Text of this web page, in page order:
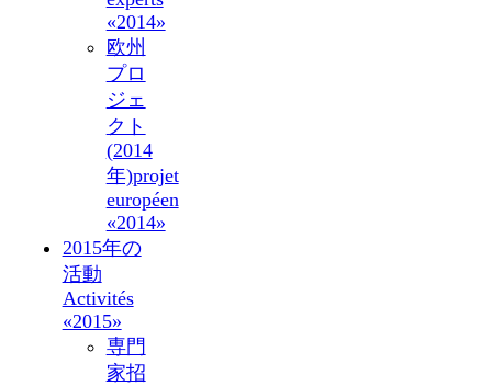
«2014»
欧州
プロ
ジェ
クト
(2014
年)projet
européen
«2014»
2015年の
活動
Activités
«2015»
専門
家招